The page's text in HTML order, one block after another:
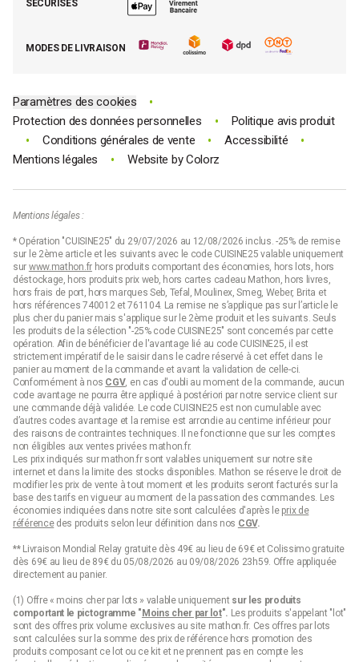
SÉCURISÉS
MODES DE LIVRAISON
Paramètres des cookies •
Protection des données personnelles • Politique avis produit
• Conditions générales de vente • Accessibilité •
Mentions légales • Website byColorz
Mentions légales :
* Opération "CUISINE25" du 29/07/2026 au 12/08/2026 inclus. -25% de remise
sur le 2ème article et les suivants avec le code CUISINE25 valable uniquement
sur www.mathon.frhors produits comportant des économies, hors lots, hors
déstockage, hors produits prix web, hors cartes cadeau Mathon, hors livres,
hors frais de port, hors marques Seb, Tefal, Moulinex, Smeg, Weber, Brita et
hors références 740012 et 761104. La remise ne s’applique pas sur l’article le
plus cher du panier mais s'applique sur le 2ème produit et les suivants. Seuls
les produits de la sélection "-25% code CUISINE25" sont concernés par cette
opération. Afin de bénéficier de l'avantage lié au code CUISINE25, il est
strictement impératif de le saisir dans le cadre réservé à cet effet dans le
panier au moment de la commande et avant la validation de celle-ci.
Conformément à nos CGV, en cas d'oubli au moment de la commande, aucun
code avantage ne pourra être appliqué à postériori par notre service client sur
une commande déjà validée. Le code CUISINE25 est non cumulable avec
d’autres codes avantage et la remise est arrondie au centime inférieur pour
des raisons de contraintes techniques. Il ne fonctionne que sur les comptes
non éligibles aux ventes privées mathon.fr.
Les prix indiqués sur mathon.fr sont valables uniquement sur notre site
internet et dans la limite des stocks disponibles. Mathon se réserve le droit de
modifier les prix de vente à tout moment et les produits seront facturés sur la
base des tarifs en vigueur au moment de la passation des commandes. Les
économies indiquées dans notre site sont calculées d'après le prix de
référencedes produits selon leur définition dans nos CGV.
** Livraison Mondial Relay gratuite dès 49€ au lieu de 69€ et Colissimo gratuite
dès 69€ au lieu de 89€ du 05/08/2026 au 09/08/2026 23h59. Offre appliquée
directement au panier.
(1) Offre « moins cher par lots » valable uniquement sur les produits
comportant le pictogramme "Moins cher par lot". Les produits s'appelant "lot"
sont des offres prix volume exclusives au site mathon.fr. Ces offres par lots
sont calculées sur la somme des prix de référence hors promotion des
produits composant ce lot ou ce kit et ne prennent pas en compte les